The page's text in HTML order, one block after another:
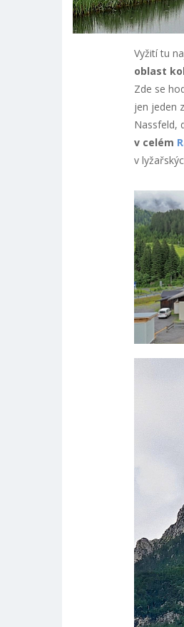
Vyžití tu
oblast
Zde se
jen jeden
Nassfeld,
v celém
v